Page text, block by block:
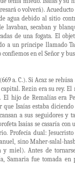
o volverá).
agua debido al sitio
lavaban, secaban y
de una fogata. El
a un príncipe llamado
en el Señor y
a. C.). Si Acaz se
Rezín era su rey.
hijo de Remalías era
Isaías estaba
a sus seguidores y
Isaías se casaría
Profecía dual:
sino Maher-salal-
Antes de tornarse
Samaria fue tomada